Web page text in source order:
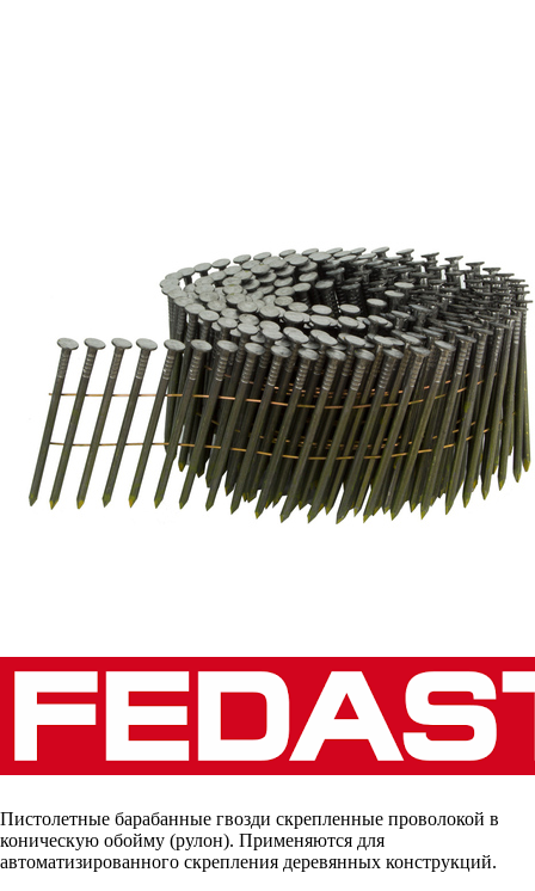
Пистолетные барабанные гвозди скрепленные проволокой в
коническую обойму (рулон). Применяются для
автоматизированного скрепления деревянных конструкций.